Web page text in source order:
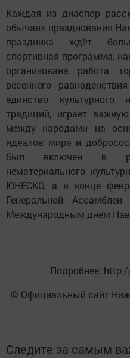
Каждая из диаспор
обычаях празднования
праздника ждёт
спортивная программа,
организована работа
весеннего
единство культурного
традиций, играет
между народами на
идеалов мира и
был включен в
нематериального
ЮНЕСКО, а в конце
Генеральной
Международным днем
Подробнее:
© Официальный сайт
Следите за самым